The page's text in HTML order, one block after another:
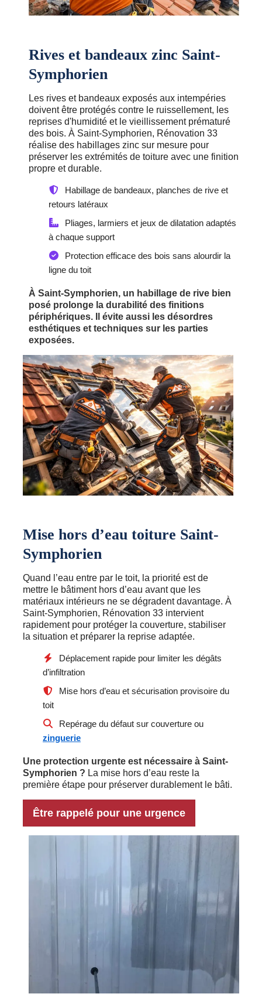
Rives et bandeaux zinc Saint-
Symphorien
Les rives et bandeaux exposés aux intempéries
doivent être protégés contre le ruissellement, les
reprises d'humidité et le vieillissement prématuré
des bois. À Saint-Symphorien, Rénovation 33
réalise des habillages zinc sur mesure pour
préserver les extrémités de toiture avec une finition
propre et durable.
Habillage de bandeaux, planches de rive et
retours latéraux
Pliages, larmiers et jeux de dilatation adaptés
à chaque support
Protection efficace des bois sans alourdir la
ligne du toit
À Saint-Symphorien, un habillage de rive bien
posé prolonge la durabilité des finitions
périphériques. Il évite aussi les désordres
esthétiques et techniques sur les parties
exposées.
Mise hors d’eau toiture Saint-
Symphorien
Quand l’eau entre par le toit, la priorité est de
mettre le bâtiment hors d’eau avant que les
matériaux intérieurs ne se dégradent davantage. À
Saint-Symphorien, Rénovation 33 intervient
rapidement pour protéger la couverture, stabiliser
la situation et préparer la reprise adaptée.
Déplacement rapide pour limiter les dégâts
d’infiltration
Mise hors d’eau et sécurisation provisoire du
toit
Repérage du défaut sur couverture ou
zinguerie
Une protection urgente est nécessaire à Saint-
Symphorien ? La mise hors d’eau reste la
première étape pour préserver durablement le bâti.
Être rappelé pour une urgence